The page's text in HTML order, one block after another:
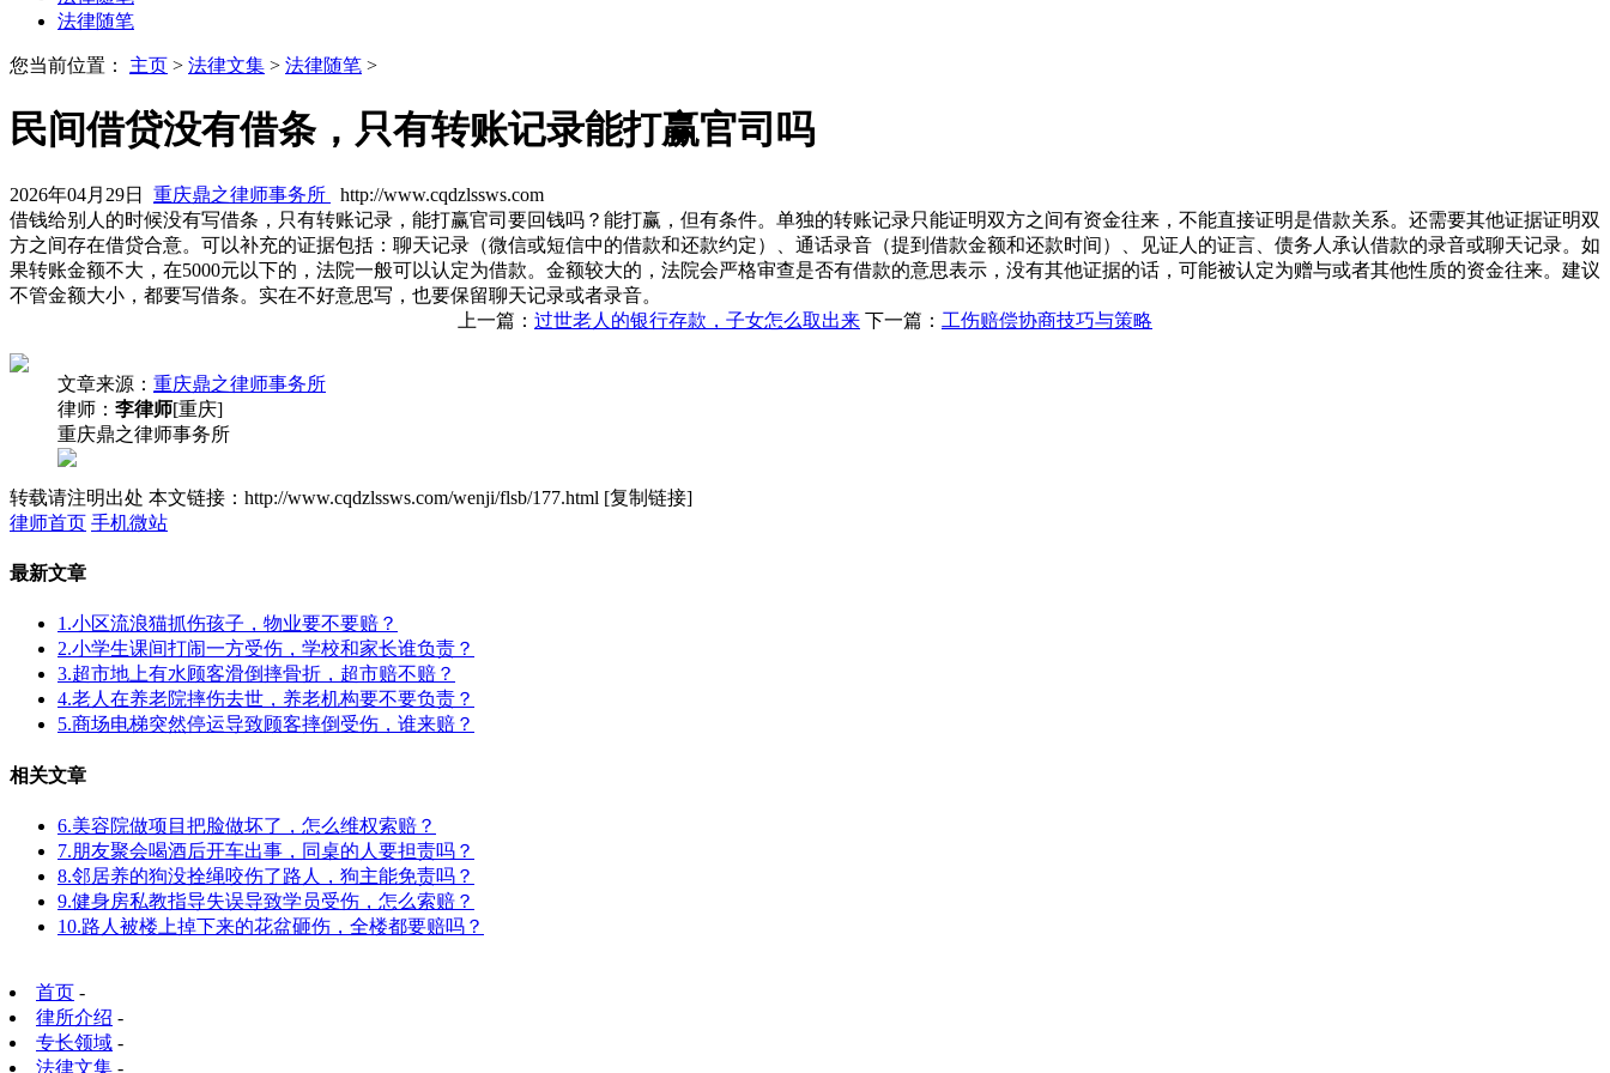
法律随笔
您当前位置： 主页 > 法律文集 > 法律随笔 >
民间借贷没有借条，只有转账记录能打赢官司吗
2026年04月29日 重庆鼎之律师事务所
http://www.cqdzlssws.com
借钱给别人的时候没有写借条，只有转账记录，能打赢官司要回钱吗？能打赢，但有条件。单独的转账记录只能证明双方之间有资金往来，不能直接证明是借款关系。还需要其他证据证明双
方之间存在借贷合意。可以补充的证据包括：聊天记录（微信或短信中的借款和还款约定）、通话录音（提到借款金额和还款时间）、见证人的证言、债务人承认借款的录音或聊天记录。如
果转账金额不大，在5000元以下的，法院一般可以认定为借款。金额较大的，法院会严格审查是否有借款的意思表示，没有其他证据的话，可能被认定为赠与或者其他性质的资金往来。建议
不管金额大小，都要写借条。实在不好意思写，也要保留聊天记录或者录音。
上一篇： 过世老人的银行存款，子女怎么取出来 下一篇： 工伤赔偿协商技巧与策略
文章来源： 重庆鼎之律师事务所
律师： 李律师[重庆]
重庆鼎之律师事务所
转载请注明出处 本文链接：http://www.cqdzlssws.com/wenji/flsb/177.html [复制链接]
律师首页 手机微站
最新文章
1.小区流浪猫抓伤孩子，物业要不要赔？
2.小学生课间打闹一方受伤，学校和家长谁负责？
3.超市地上有水顾客滑倒摔骨折，超市赔不赔？
4.老人在养老院摔伤去世，养老机构要不要负责？
5.商场电梯突然停运导致顾客摔倒受伤，谁来赔？
相关文章
6.美容院做项目把脸做坏了，怎么维权索赔？
7.朋友聚会喝酒后开车出事，同桌的人要担责吗？
8.邻居养的狗没拴绳咬伤了路人，狗主能免责吗？
9.健身房私教指导失误导致学员受伤，怎么索赔？
10.路人被楼上掉下来的花盆砸伤，全楼都要赔吗？
首页 -
律所介绍 -
专长领域 -
法律文集 -